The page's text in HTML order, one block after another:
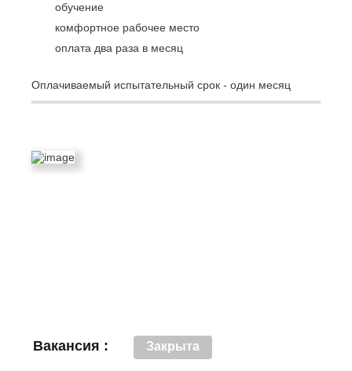
обучение
комфортное рабочее место
оплата два раза в месяц
Оплачиваемый испытательный срок - один месяц
Вакансия : Закрыта